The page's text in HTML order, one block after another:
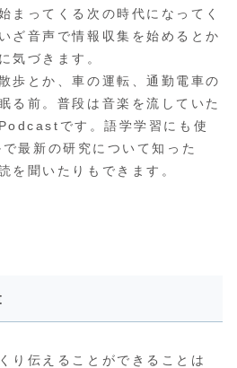
まってくる次の時代になってく
ざ音声で情報収集を始めるとか
気づきます。
歩とか、車の運転、通勤電車の
る前。普段は音楽を流していた
です。語学学習にも使
最新の研究について知った
を聞いたりもできます。
り伝えることができることは